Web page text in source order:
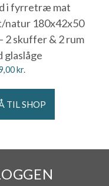
i fyrretræ mat
natur 180x42x50
2 skuffer & 2 rum
glaslåge
kr.
TIL SHOP